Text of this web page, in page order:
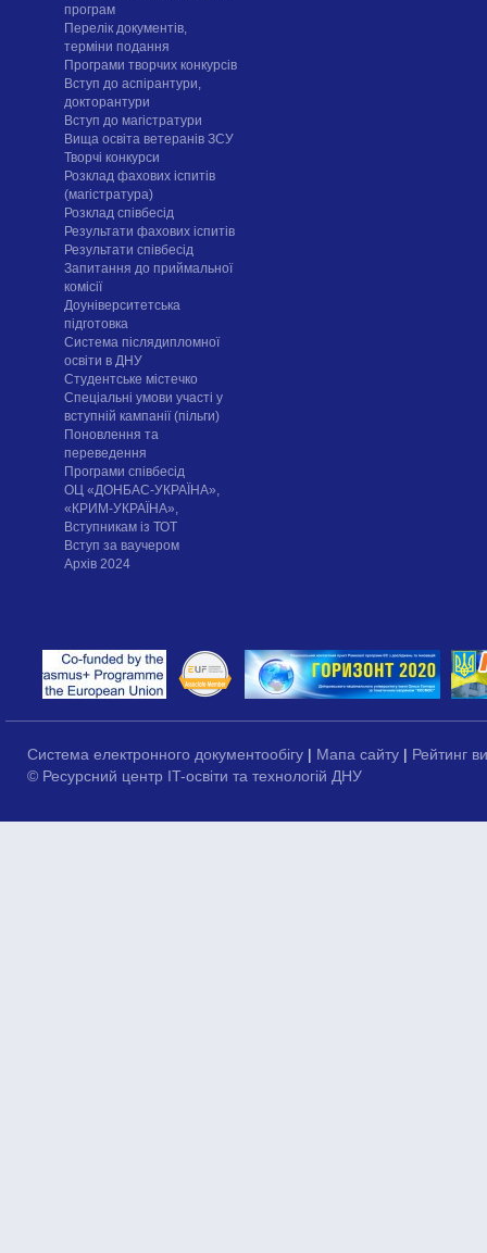
програм
Перелік документів,
терміни подання
Програми творчих конкурсiв
Вступ до аспірантури,
докторантури
Вступ до магістратури
Вища освіта ветеранів ЗСУ
Творчі конкурси
Розклад фахових іспитів
(магістратура)
Розклад співбесід
Результати фахових іспитів
Результати співбесід
Запитання до приймальної
комісії
Доуніверситетська
підготовка
Система післядипломної
освіти в ДНУ
Cтудентське містечко
Спеціальні умови участі у
вступній кампанії (пільги)
Поновлення та
переведення
Програми співбесід
ОЦ «ДОНБАС-УКРАЇНА»,
«КРИМ-УКРАЇНА»,
Вступникам із ТОТ
Вступ за ваучером
Архів 2024
Система електронного документообігу | Мапа сайту | Рейтинг
© Ресурсний центр IT-освіти та технологій ДНУ